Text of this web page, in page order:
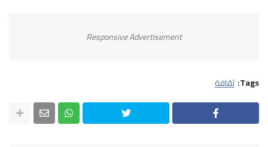
Responsive Advertisement
Tags: ثقافة